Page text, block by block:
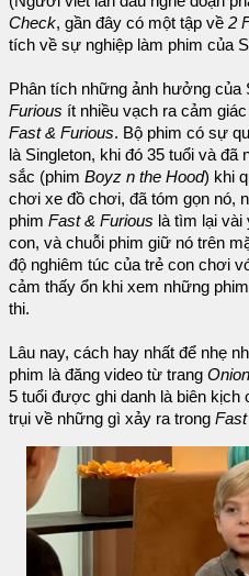
Check, gần đây có một tập về 2
tích về sự nghiệp làm phim của
Phân tích những ảnh hưởng của
Furious ít nhiều vạch ra cảm
Fast & Furious. Bộ phim có sự
là Singleton, khi đó 35 tuổi và
sắc (phim Boyz n the Hood) khi
chơi xe đồ chơi, đã tóm gọn nó,
phim Fast & Furious là tìm lại
con, và chuỗi phim giữ nó trên
độ nghiêm túc của trẻ con chơi
cảm thấy ổn khi xem những
thi.
Lâu nay, cách hay nhất để nhẹ
phim là đăng video từ trang Onion
5 tuổi được ghi danh là biên kịch
trụi về những gì xảy ra trong